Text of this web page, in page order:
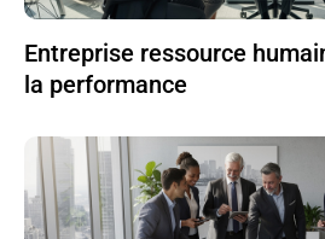
Entreprise ressource
la performance